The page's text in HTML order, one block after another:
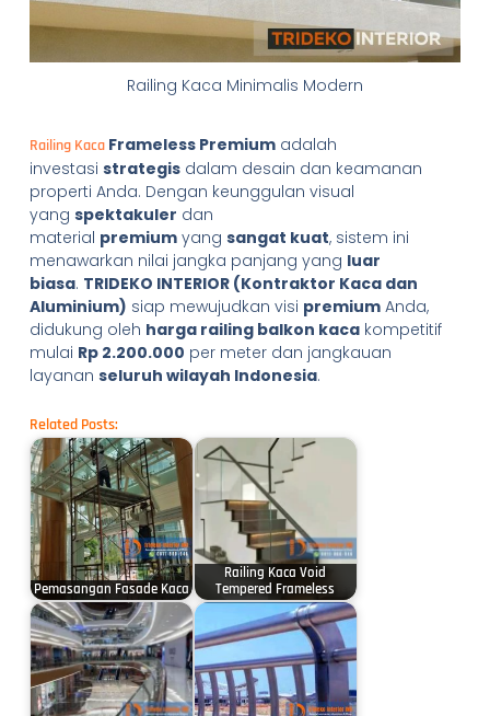
Railing Kaca Minimalis Modern
Railing KacaFrameless Premiumadalah
investasi strategisdalam desain dan keamanan
properti Anda. Dengan keunggulan visual
yang spektakuler dan
material premiumyang sangat kuat, sistem ini
menawarkan nilai jangka panjang yang luar
biasa. TRIDEKO INTERIOR (Kontraktor Kaca dan
Aluminium) siap mewujudkan visi premiumAnda,
didukung oleh harga railing balkon kacakompetitif
mulai Rp 2.200.000 per meter dan jangkauan
layanan seluruh wilayah Indonesia.
Related Posts:
Pemasangan Fasade Kaca
Railing Kaca Void
Tempered Frameless